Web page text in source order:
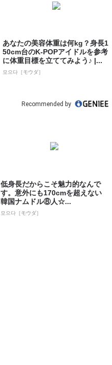
あなたの美容体重は何kg？身長1
50cm台のK-POPアイドルを参考
に体重目標を立ててみよう♪ |...
모으다［モウダ］
Recommended by
低身長だからこそ魅力的なんで
す。意外にも170cmを超えない
韓国ナムドル⑧人☆...
모으다［モウダ］